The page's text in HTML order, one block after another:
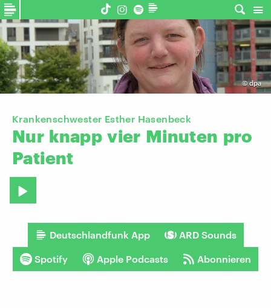
©dpa
Krankenschwester Esther Hasenbeck
Nur knapp vier Minuten pro
Patient
Deutschlandfunk App ARD Sounds
Spotify Apple Podcasts Abonnieren